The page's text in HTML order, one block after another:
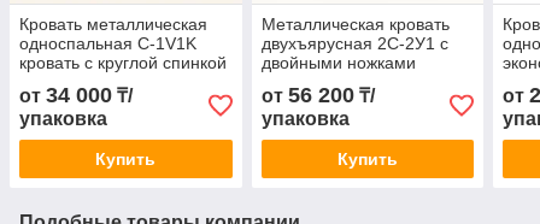
Кровать металлическая
односпальная C-1V1K
кровать с круглой спинкой
и двойными ножками
от 34 000 ₸/
упаковка
Купить
Металлическая кровать
двухъярусная 2С-2У1 с
двойными ножками
от 56 200₸/
упаковка
Купить
от